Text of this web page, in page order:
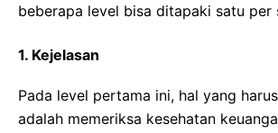
beberapa level bisa ditapaki satu per
1. Kejelasan
Pada level pertama ini, hal yang
adalah memeriksa kesehatan